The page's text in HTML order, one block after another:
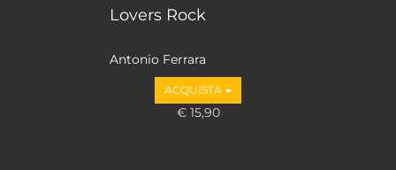
Lovers Rock
Antonio Ferrara
ACQUISTA
€ 15,90